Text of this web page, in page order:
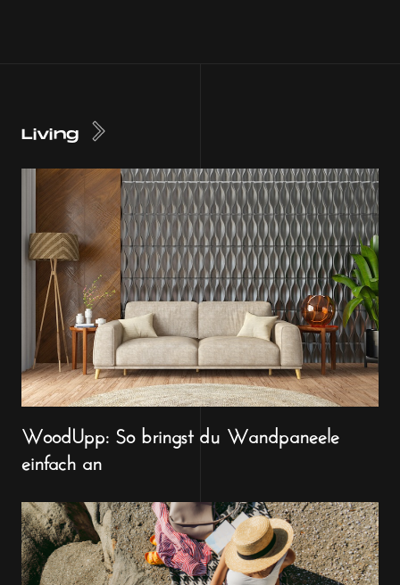
Living
WoodUpp: So bringst du Wandpaneele
einfach an